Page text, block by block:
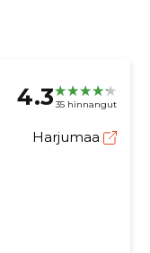
4.3 35 hinnangut
Harjumaa